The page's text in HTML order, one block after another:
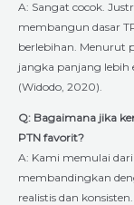
A: Sangat cocok.
membangun dasar
berlebihan. Menurut
jangka panjang lebih
(Widodo, 2020).
Q: Bagaimana jika
PTN favorit?
A: Kami memulai
membandingkan
realistis dan konsisten.